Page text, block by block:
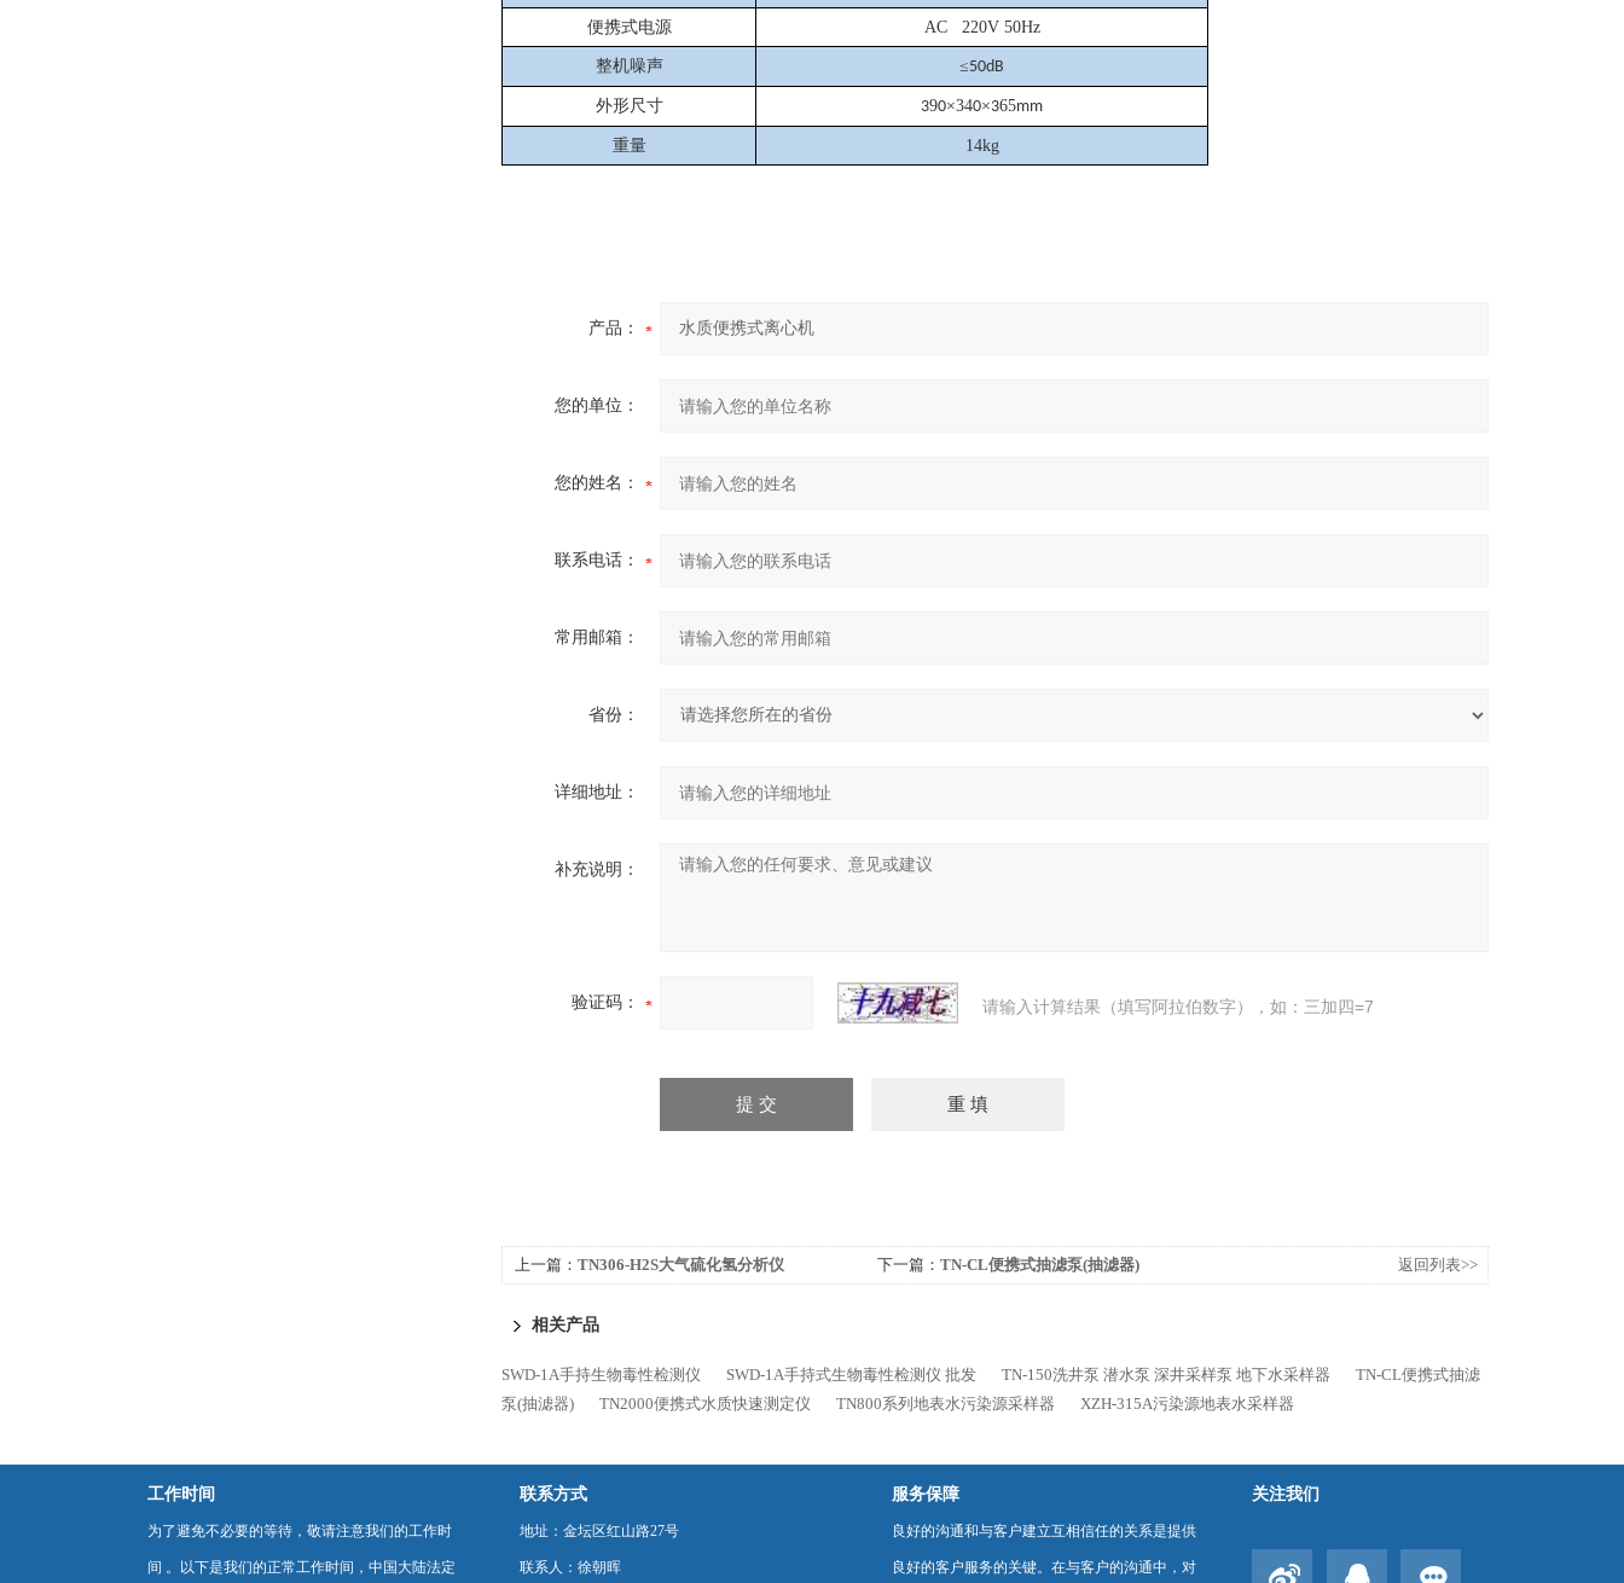
便携式电源 AC 220V 50Hz
整机噪声 ≤50dB
外形尺寸 390×340×365mm
重量 14kg
产品：
您的单位：
您的姓名：
联系电话：
常用邮箱：
省份：
详细地址：
补充说明：
验证码： 请输入计算结果（填写阿拉伯数字），如：三加四=7
上一篇： TN306-H2S大气硫化氢分析仪 下一篇： TN-CL便携式抽滤泵(抽滤器) 返回列表>>
相关产品
SWD-1A手持生物毒性检测仪 SWD-1A手持式生物毒性检测仪 批发 TN-150洗井泵 潜水泵 深井采样泵 地下水采样器
TN-CL便携式抽滤
泵(抽滤器)
TN2000便携式水质快速测定仪 TN800系列地表水污染源采样器 XZH-315A污染源地表水采样器
工作时间
为了避免不必要的等待，敬请注意我们的工作时
间 。以下是我们的正常工作时间，中国大陆法定
联系方式
地址：金坛区红山路27号
联系人：徐朝晖
服务保障
良好的沟通和与客户建立互相信任的关系是提供
良好的客户服务的关键。在与客户的沟通中，对
关注我们